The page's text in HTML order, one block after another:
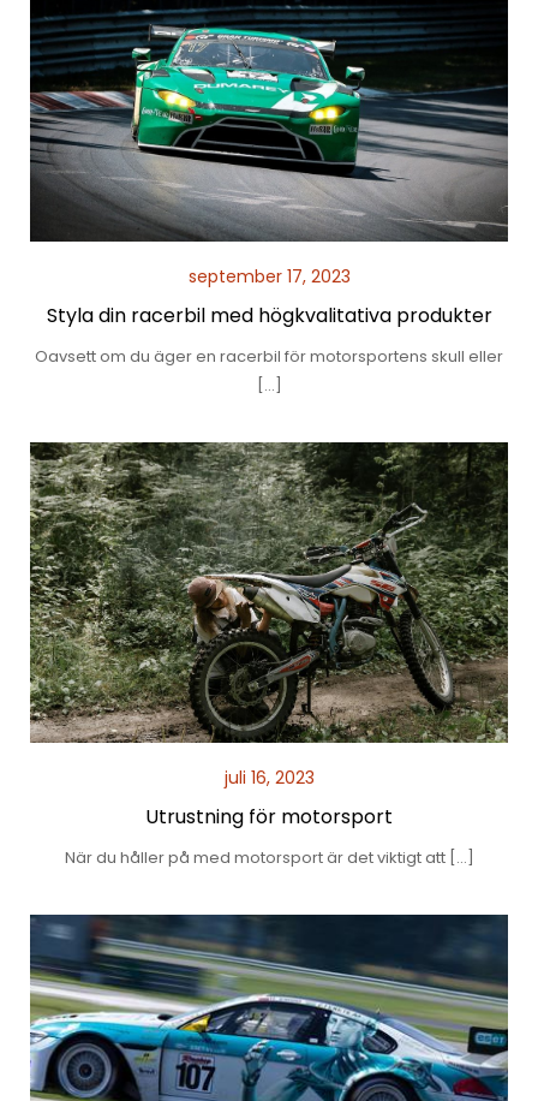
september 17, 2023
Styla din racerbil med högkvalitativa produkter
Oavsett om du äger en racerbil för motorsportens skull eller
[…]
juli 16, 2023
Utrustning för motorsport
När du håller på med motorsport är det viktigt att […]